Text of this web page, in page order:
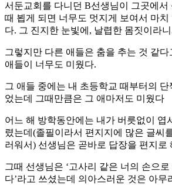
서둔교회를 다니던 B선생님이 그곳에서
때 뵙게 되면 너무도 멋지게 보여서 마치
다. 그 진지한 눈빛에, 날렵한 몸짓이라
그렇지만 다른 애들은 춤을 추는 것 같다
애들이 너무도 미웠다.
그 애들 중에는 내 초등학교 때부터의 단
었는데 그때만큼은 그 애마저도 미웠다
어느 해 방학동안에는 내가 버릇없이 엽
렸는데(졸필이라서 편지지에 많은 글씨
러워서) 선생님은 곧바로 답장을 편지로
그때 선생님은 ‘고사리 같은 너의 손으
다’라고 쓰셨는데 의아스러운 것은 아무